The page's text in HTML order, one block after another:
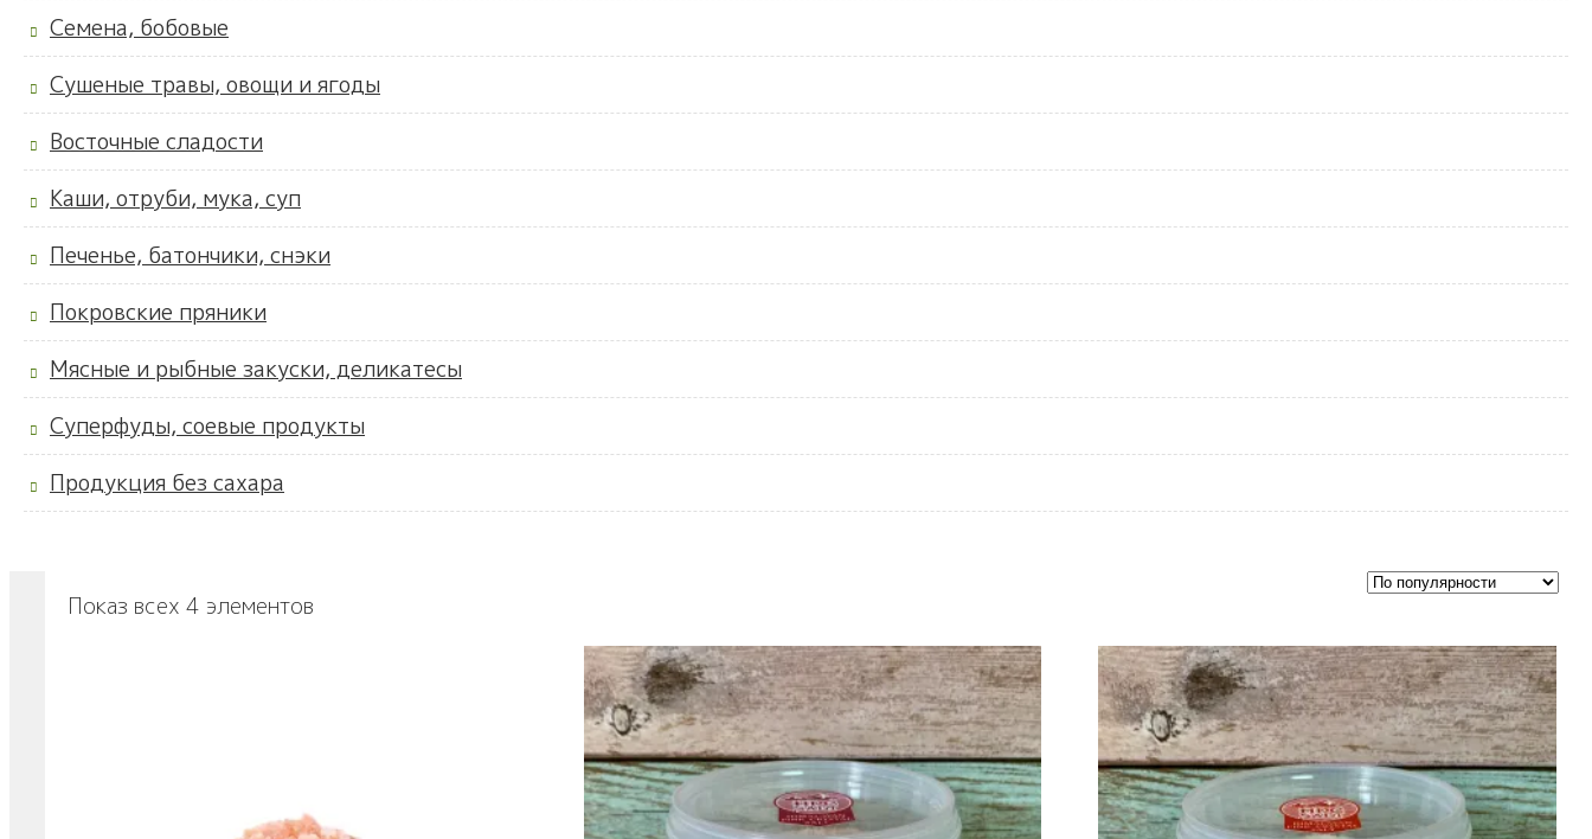
Семена, бобовые
Сушеные травы, овощи и ягоды
Восточные сладости
Каши, отруби, мука, суп
Печенье, батончики, снэки
Покровские пряники
Мясные и рыбные закуски, деликатесы
Суперфуды, соевые продукты
Продукция без сахара
Показ всех 4 элементов